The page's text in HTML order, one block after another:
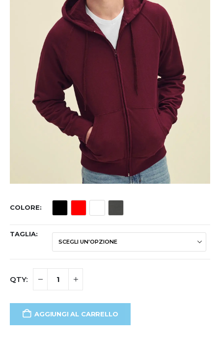
COLORE
TAGLIA
AGGIUNGI AL CARRELLO